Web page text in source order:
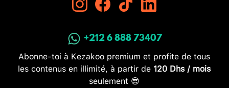
+212 6 888 73407
Abonne-toi à Kezakoo premium et profite de tous
les contenus en illimité, à partir de 120 Dhs / mois
seulement 😎